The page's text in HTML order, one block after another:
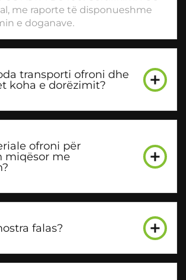
me raporte të disponueshme
e doganave.
transporti ofroni dhe
koha e dorëzimit?
ofroni për
miqësor me
falas?